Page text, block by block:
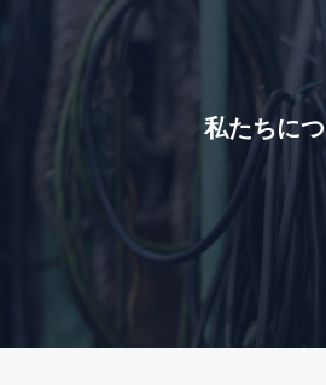
私たちに